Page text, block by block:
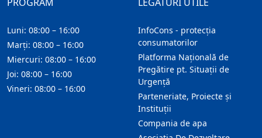
InfoCons - protecția
consumatorilor
Platforma Națională de
Pregătire pt. Situații de
Urgență
Parteneriate, Proiecte și
Instituții
Compania de apa
Luni: 08:00 – 16:00
Marți: 08:00 – 16:00
Miercuri: 08:00 – 16:00
Joi: 08:00 – 16:00
Vineri: 08:00 – 16:00